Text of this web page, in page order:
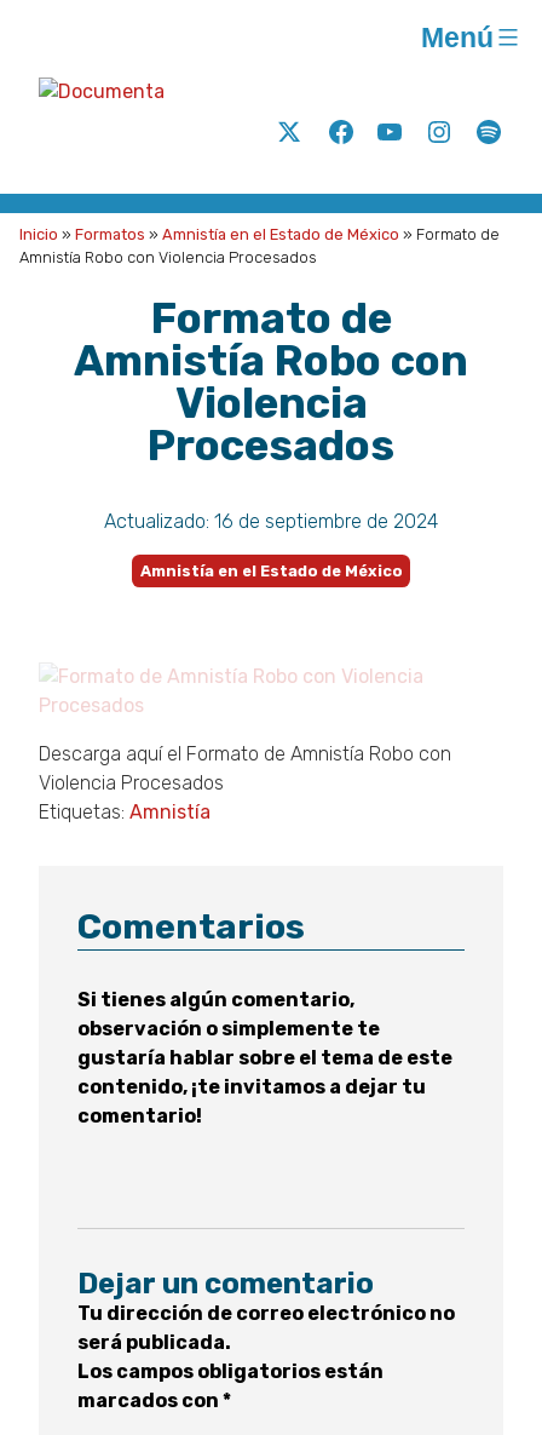
acción
para
la
A.C.
Twitter FacebookYoutubeInstagram
Menú
Inicio » Formatos » Amnistía en el Estado de México » Formato de
Amnistía Robo con Violencia Procesados
Formato de
Amnistía Robo con
Violencia
Procesados
Actualizado: 16 de septiembre de 2024
Amnistía en el Estado de México
Descarga aquí el Formato de Amnistía Robo con
Violencia Procesados
Etiquetas: Amnistía
Comentarios
Si tienes algún comentario,
observación o simplemente te
gustaría hablar sobre el tema de este
contenido, ¡te invitamos a dejar tu
comentario!
Dejar un comentario
Tu dirección de correo electrónico no
será publicada.
Los campos obligatorios están
marcados con *